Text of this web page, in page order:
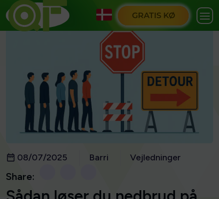
GRATIS KØ
08/07/2025 Barri Vejledninger
Share: